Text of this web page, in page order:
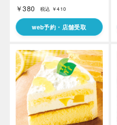
￥380 税込 ￥410
web予約・店舗受取